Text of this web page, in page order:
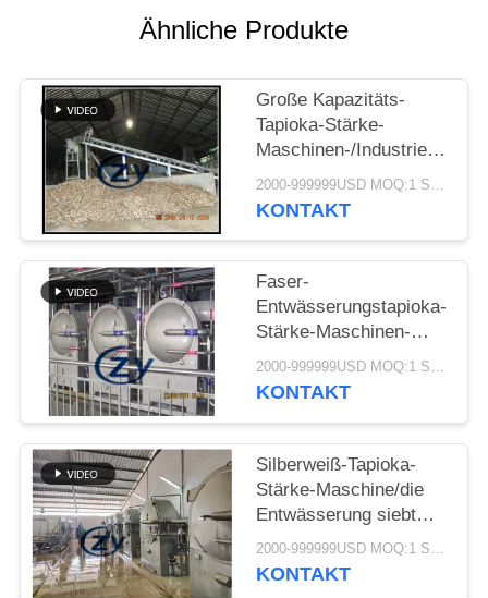
PRIVACY
POLICY
Ähnliche Produkte
Große Kapazitäts-
Tapioka-Stärke-
Maschinen-/Industrie-
Trommel-
Drehwaschmaschine
2000-999999USD MOQ:1 Satz
KONTAKT
Faser-
Entwässerungstapioka-
Stärke-Maschinen-
zentrifugale Siebe
Multifunktions
2000-999999USD MOQ:1 Satz
KONTAKT
Silberweiß-Tapioka-
Stärke-Maschine/die
Entwässerung siebt
multi Funktions
2000-999999USD MOQ:1 Satz
KONTAKT